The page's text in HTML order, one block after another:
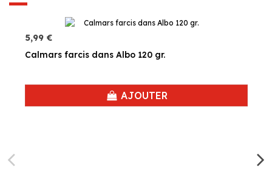
5,99 €
Calmars farcis dans Albo 120 gr.
AJOUTER